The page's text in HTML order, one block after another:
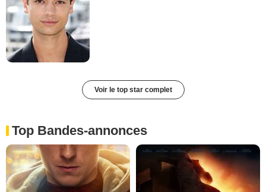
Voir le top star complet
Top Bandes-annonces